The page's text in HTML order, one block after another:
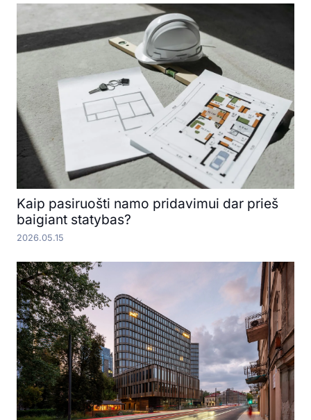
Kaip pasiruošti namo pridavimui dar prieš
baigiant statybas?
2026.05.15